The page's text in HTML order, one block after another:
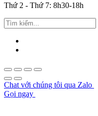
Thứ 2 - Thứ 7: 8h30-18h
Chat với chúng tôi qua Zalo
Gọi ngay